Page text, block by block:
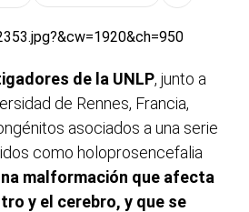
de la UNLP, junto a
de Rennes, Francia,
asociados a una serie
como holoprosencefalia
malformación que afecta
y el cerebro, y que se